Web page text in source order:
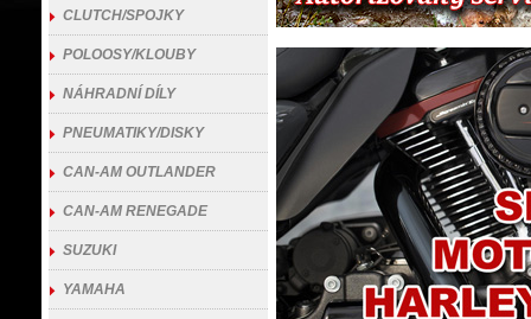
CLUTCH/SPOJKY
POLOOSY/KLOUBY
NÁHRADNÍ DÍLY
PNEUMATIKY/DISKY
CAN-AM OUTLANDER
CAN-AM RENEGADE
SUZUKI
YAMAHA